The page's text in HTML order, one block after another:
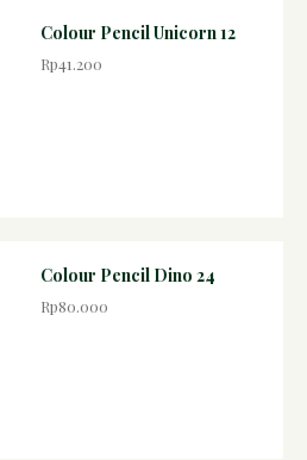
Colour Pencil Unicorn 12
Rp41.200
Colour Pencil Dino 24
Rp80.000